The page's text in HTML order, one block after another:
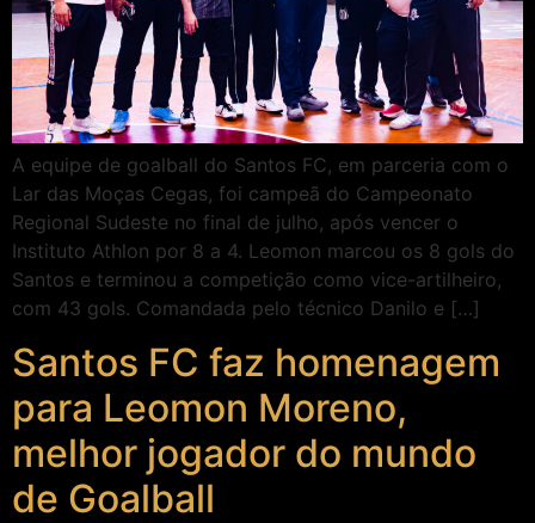
A equipe de goalball do Santos FC, em parceria com o
Lar das Moças Cegas, foi campeã do Campeonato
Regional Sudeste no final de julho, após vencer o
Instituto Athlon por 8 a 4. Leomon marcou os 8 gols do
Santos e terminou a competição como vice-artilheiro,
com 43 gols. Comandada pelo técnico Danilo e […]
Santos FC faz homenagem
para Leomon Moreno,
melhor jogador do mundo
de Goalball